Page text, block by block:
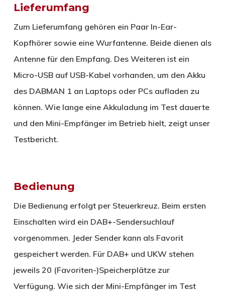
Lieferumfang
Zum Lieferumfang gehören ein Paar In-Ear-
Kopfhörer sowie eine Wurfantenne. Beide dienen als
Antenne für den Empfang. Des Weiteren ist ein
Micro-USB auf USB-Kabel vorhanden, um den Akku
des DABMAN 1 an Laptops oder PCs aufladen zu
können. Wie lange eine Akkuladung im Test dauerte
und den Mini-Empfänger im Betrieb hielt, zeigt unser
Testbericht.
Bedienung
Die Bedienung erfolgt per Steuerkreuz. Beim ersten
Einschalten wird ein DAB+-Sendersuchlauf
vorgenommen. Jeder Sender kann als Favorit
gespeichert werden. Für DAB+ und UKW stehen
jeweils 20 (Favoriten-)Speicherplätze zur
Verfügung. Wie sich der Mini-Empfänger im Test